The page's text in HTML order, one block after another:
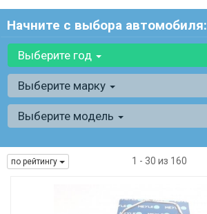
Начните с выбора автомобиля:
Выберите год
Выберите марку
Выберите модель
по рейтингу 1 - 30 из 160